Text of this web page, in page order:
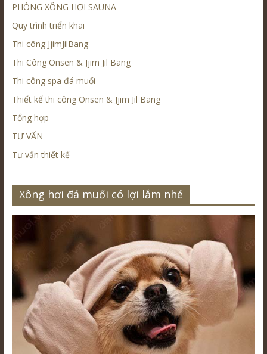
PHÒNG XÔNG HƠI SAUNA
Quy trình triển khai
Thi công JjimJilBang
Thi Công Onsen & Jjim Jil Bang
Thi công spa đá muối
Thiết kế thi công Onsen & Jjim Jil Bang
Tổng hợp
TƯ VẤN
Tư vấn thiết kế
Xông hơi đá muối có lợi lắm nhé